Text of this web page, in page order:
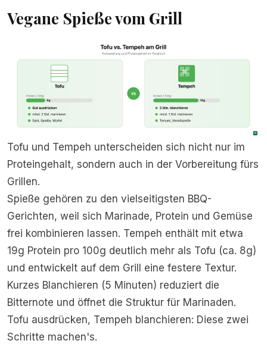
Vegane Spieße vom Grill
Tofu und Tempeh unterscheiden sich nicht nur im
Proteingehalt, sondern auch in der Vorbereitung fürs
Grillen.
Spieße gehören zu den vielseitigsten BBQ-
Gerichten, weil sich Marinade, Protein und Gemüse
frei kombinieren lassen. Tempeh enthält mit etwa
19g Protein pro 100g deutlich mehr als Tofu (ca. 8g)
und entwickelt auf dem Grill eine festere Textur.
Kurzes Blanchieren (5 Minuten) reduziert die
Bitternote und öffnet die Struktur für Marinaden.
Tofu ausdrücken, Tempeh blanchieren: Diese zwei
Schritte machen's.